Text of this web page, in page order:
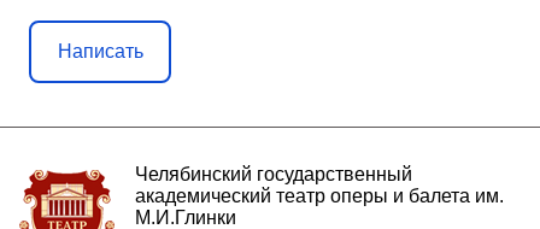
Написать
Челябинский государственный
академический театр оперы и балета им.
М.И.Глинки